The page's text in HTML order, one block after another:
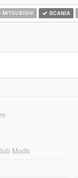
MITSUBISHI SCANIA
Mods